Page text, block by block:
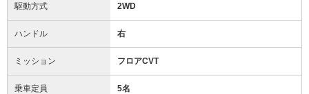
駆動方式 2WD
ハンドル 右
ミッション フロアCVT
乗車定員 5名